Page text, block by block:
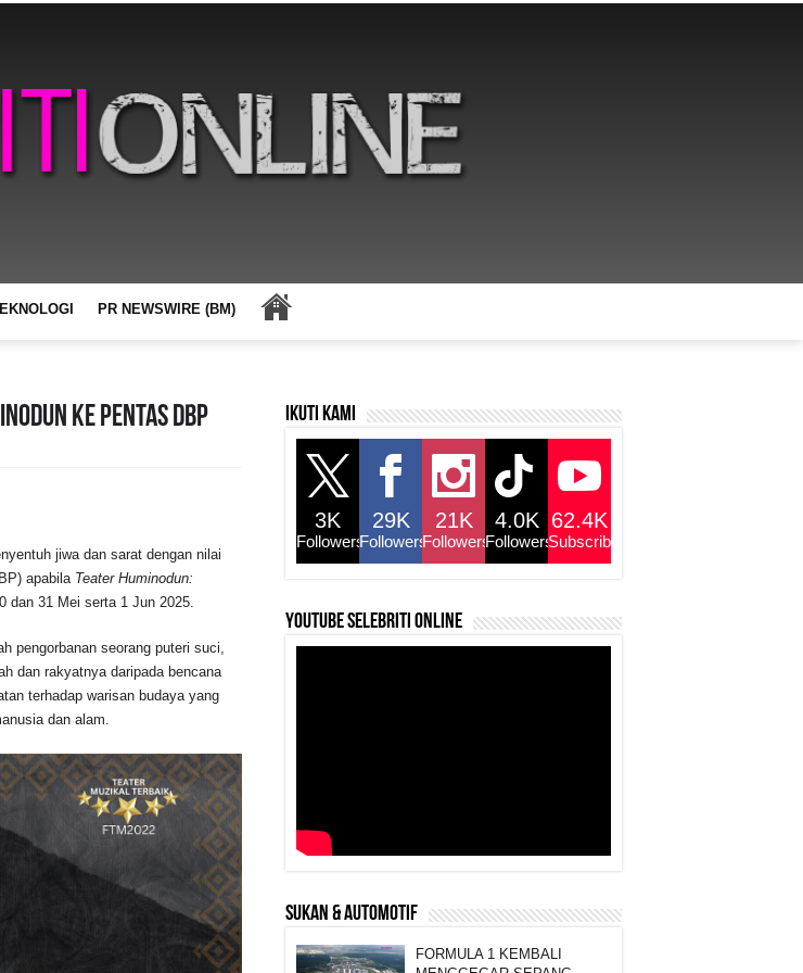
PR NEWSWIRE (BM)
KE PENTAS DBP
jiwa dan sarat dengan nilai
apabila Teater Huminodun:
dan 31 Mei serta 1 Jun 2025.
pengorbanan seorang puteri suci,
dan rakyatnya daripada bencana
terhadap warisan budaya yang
dan alam.
Ikuti kami
3K
Followers
29K
Followers
21K
Followers
4.0K
Followers
62.4K
Subscribers
YouTube selebriti online
SUKAN & AUTOMOTIF
FORMULA 1 KEMBALI